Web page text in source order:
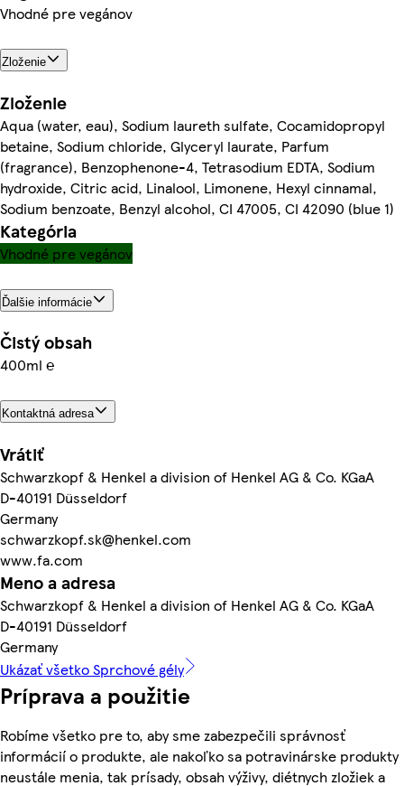
Vhodné pre vegánov
Zloženie
Zloženie
Aqua (water, eau), Sodium laureth sulfate, Cocamidopropyl
betaine, Sodium chloride, Glyceryl laurate, Parfum
(fragrance), Benzophenone-4, Tetrasodium EDTA, Sodium
hydroxide, Citric acid, Linalool, Limonene, Hexyl cinnamal,
Sodium benzoate, Benzyl alcohol, CI 47005, CI 42090 (blue 1)
Kategória
Vhodné pre vegánov
Ďalšie informácie
Čistý obsah
400ml ℮
Kontaktná adresa
Vrátiť
Schwarzkopf & Henkel a division of Henkel AG & Co. KGaA
D-40191 Düsseldorf
Germany
schwarzkopf.sk@henkel.com
www.fa.com
Meno a adresa
Schwarzkopf & Henkel a division of Henkel AG & Co. KGaA
D-40191 Düsseldorf
Germany
Ukázať všetko Sprchové gély
Príprava a použitie
Robíme všetko pre to, aby sme zabezpečili správnosť
informácií o produkte, ale nakoľko sa potravinárske produkty
neustále menia, tak prísady, obsah výživy, diétnych zložiek a